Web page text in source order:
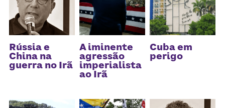
Rússia e
China na
guerra no Irã
A iminente
agressão
imperialista
ao Irã
Cuba em
perigo